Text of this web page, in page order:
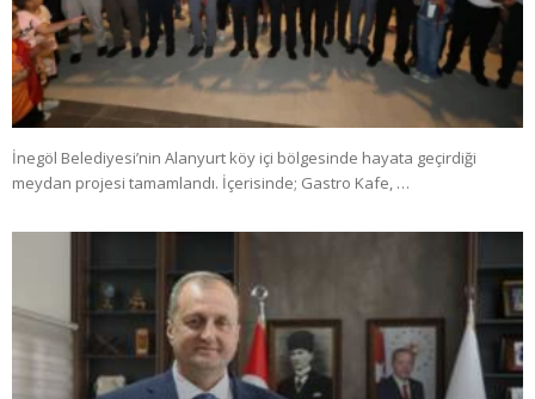
İnegöl Belediyesi’nin Alanyurt köy içi bölgesinde hayata geçirdiği
meydan projesi tamamlandı. İçerisinde; Gastro Kafe, …